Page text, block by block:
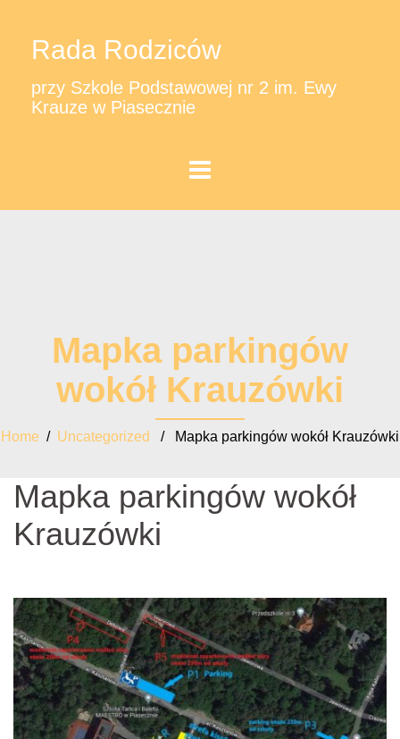
Rada Rodziców
przy Szkole Podstawowej nr 2 im. Ewy
Krauze w Piasecznie
Mapka parkingów
wokół Krauzówki
Home / Uncategorized / Mapka parkingów wokół Krauzówki
Mapka parkingów wokół
Krauzówki